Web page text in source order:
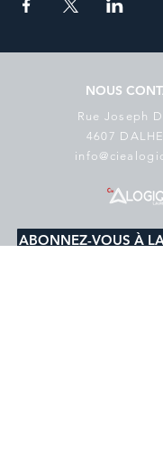
NOUS
Rue Joseph
4607
ABONNEZ-VOUS À